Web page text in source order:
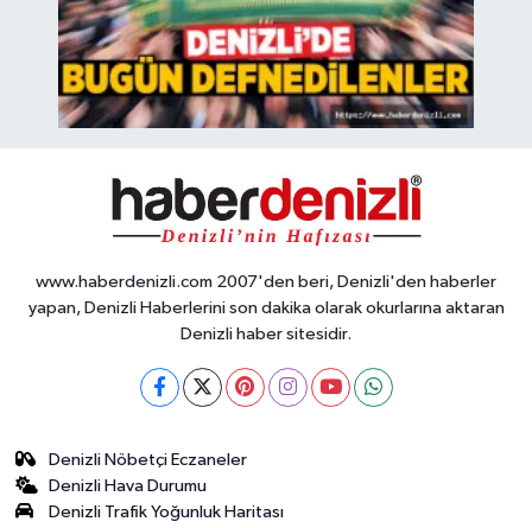
www.haberdenizli.com 2007'den beri, Denizli'den haberler
yapan, Denizli Haberlerini son dakika olarak okurlarına aktaran
Denizli haber sitesidir.
Denizli Nöbetçi Eczaneler
Denizli Hava Durumu
Denizli Trafik Yoğunluk Haritası